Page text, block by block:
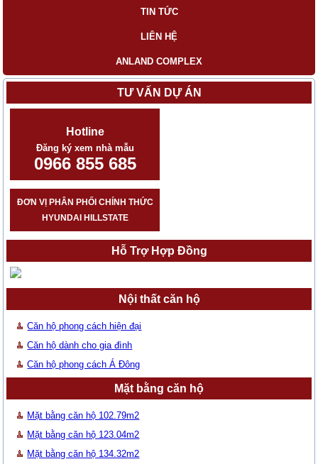
TIN TỨC
LIÊN HỆ
ANLAND COMPLEX
TƯ VẤN DỰ ÁN
Hotline
Đăng ký xem nhà mẫu
0966 855 685
ĐƠN VỊ PHÂN PHỐI CHÍNH THỨC
HYUNDAI HILLSTATE
Hỗ Trợ Hợp Đồng
Nội thất căn hộ
Căn hộ phong cách hiện đại
Căn hộ dành cho gia đình
Căn hộ phong cách Á Đông
Mặt bằng căn hộ
Mặt bằng căn hộ 102.79m2
Mặt bằng căn hộ 123.04m2
Mặt bằng căn hộ 134.32m2